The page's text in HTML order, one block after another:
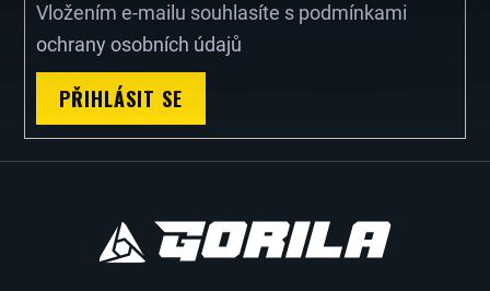
Vložením e-mailu souhlasíte s podmínkami
ochrany osobních údajů
PŘIHLÁSIT SE